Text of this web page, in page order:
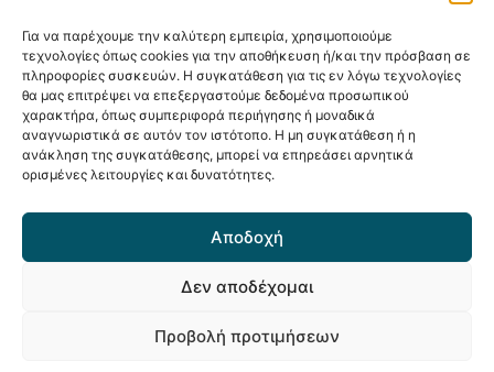
Για να παρέχουμε την καλύτερη εμπειρία, χρησιμοποιούμε
τεχνολογίες όπως cookies για την αποθήκευση ή/και την πρόσβαση σε
πληροφορίες συσκευών. Η συγκατάθεση για τις εν λόγω τεχνολογίες
θα μας επιτρέψει να επεξεργαστούμε δεδομένα προσωπικού
χαρακτήρα, όπως συμπεριφορά περιήγησης ή μοναδικά
αναγνωριστικά σε αυτόν τον ιστότοπο. Η μη συγκατάθεση ή η
ανάκληση της συγκατάθεσης, μπορεί να επηρεάσει αρνητικά
ορισμένες λειτουργίες και δυνατότητες.
Αποδοχή
Δεν αποδέχομαι
Προβολή προτιμήσεων
ΧΡΗΣΙΜΑ
Όροι Χρήσης
Πολιτική Απορρήτου
Πολιτική Cookies
Οικονομικά Στοιχεία
© 2026 Εταιρία Τοπικής Ανάπτυξης Χίου Α.Α.Ε. ΟΤΑ
This site is protected by reCAPTCHA and the Google Privacy Policy and